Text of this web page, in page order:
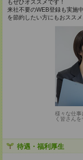
もぜひオススメです！
来社不要のWEB登録も実施
を節約したい方にもおスス
様々な仕事
く皆さんを
待遇・福利厚生